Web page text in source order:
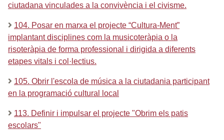
ciutadana vinculades a la convivència i el civisme.
104. Posar en marxa el projecte “Cultura-Ment”
implantant disciplines com la musicoteràpia o la
risoteràpia de forma professional i dirigida a diferents
etapes vitals i col·lectius.
105. Obrir l'escola de música a la ciutadania participant
en la programació cultural local
113. Definir i impulsar el projecte "Obrim els patis
escolars"